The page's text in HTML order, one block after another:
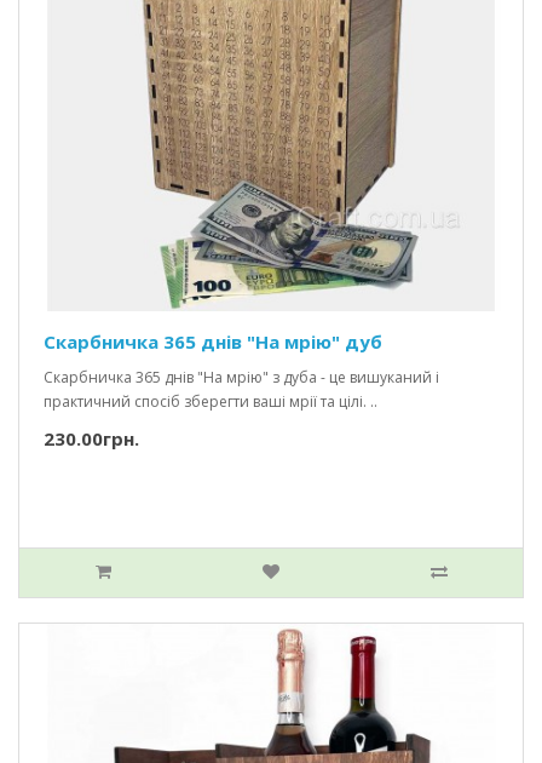
Скарбничка 365 днів "На мрію" дуб
Скарбничка 365 днів "На мрію" з дуба - це вишуканий і
практичний спосіб зберегти ваші мрії та цілі. ..
230.00грн.